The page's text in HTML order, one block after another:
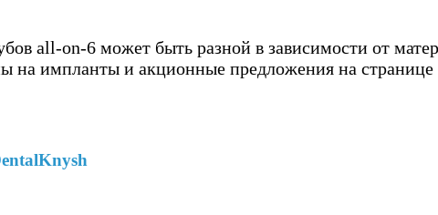
all-on-6 может быть разной в зависимости от
на импланты и акционные предложения на странице